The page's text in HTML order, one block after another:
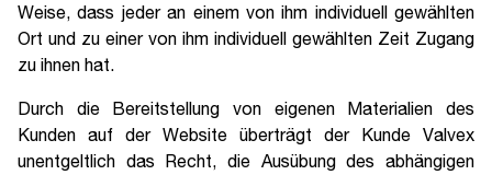
Weise, dass jeder an einem von ihm individuell gewählten
Ort und zu einer von ihm individuell gewählten Zeit Zugang
zu ihnen hat.
Durch die Bereitstellung von eigenen Materialien des
Kunden auf der Website überträgt der Kunde Valvex
unentgeltlich das Recht, die Ausübung des abhängigen